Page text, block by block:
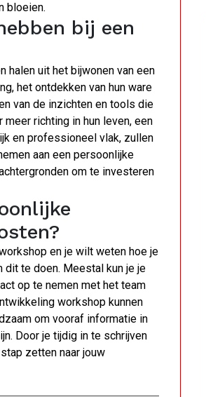
bloeien.
bij een
halen uit het bijwonen van een
het ontdekken van hun ware
van de inzichten en tools die
richting in hun leven, een
en professioneel vlak, zullen
aan een persoonlijke
om te investeren
en je wilt weten hoe je
dit te doen. Meestal kun je je
op te nemen met het team
workshop kunnen
om vooraf informatie in
Door je tijdig in te schrijven
zetten naar jouw